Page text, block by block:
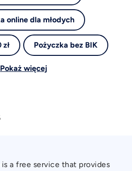
online dla młodych
Pożyczka bez BIK
Pokaż więcej
is a free service that provides